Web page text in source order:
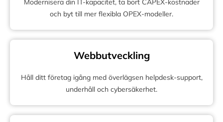
och byt till mer flexibla OPEX-modeller.
Webbutveckling
Håll ditt företag igång med överlägsen helpdesk-support,
underhåll och cybersäkerhet.